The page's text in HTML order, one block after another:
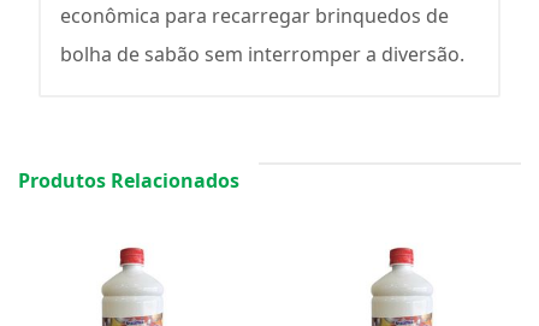
econômica para recarregar brinquedos de
bolha de sabão sem interromper a diversão.
Produtos Relacionados